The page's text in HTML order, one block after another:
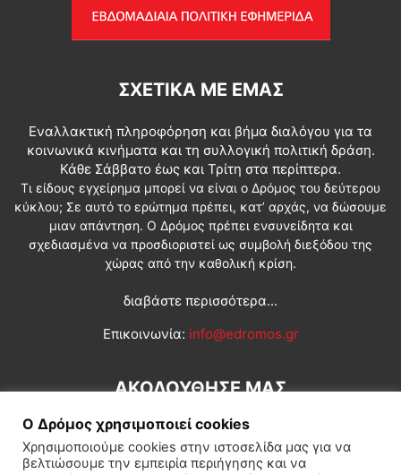
ΣΧΕΤΙΚΆ ΜΕ ΕΜΆΣ
Εναλλακτική πληροφόρηση και βήμα διαλόγου για τα
κοινωνικά κινήματα και τη συλλογική πολιτική δράση.
Κάθε Σάββατο έως και Τρίτη στα περίπτερα.
Τι είδους εγχείρημα μπορεί να είναι ο Δρόμος του δεύτερου
κύκλου; Σε αυτό το ερώτημα πρέπει, κατ’ αρχάς, να δώσουμε
μιαν απάντηση. Ο Δρόμος πρέπει ενσυνείδητα και
σχεδιασμένα να προσδιοριστεί ως συμβολή διεξόδου της
χώρας από την καθολική κρίση.
διαβάστε περισσότερα...
Επικοινωνία: info@edromos.gr
ΑΚΟΛΟΥΘΗΣΕ ΜΑΣ
Ο Δρόμος χρησιμοποιεί cookies
Χρησιμοποιούμε cookies στην ιστοσελίδα μας για να
βελτιώσουμε την εμπειρία περιήγησης και να